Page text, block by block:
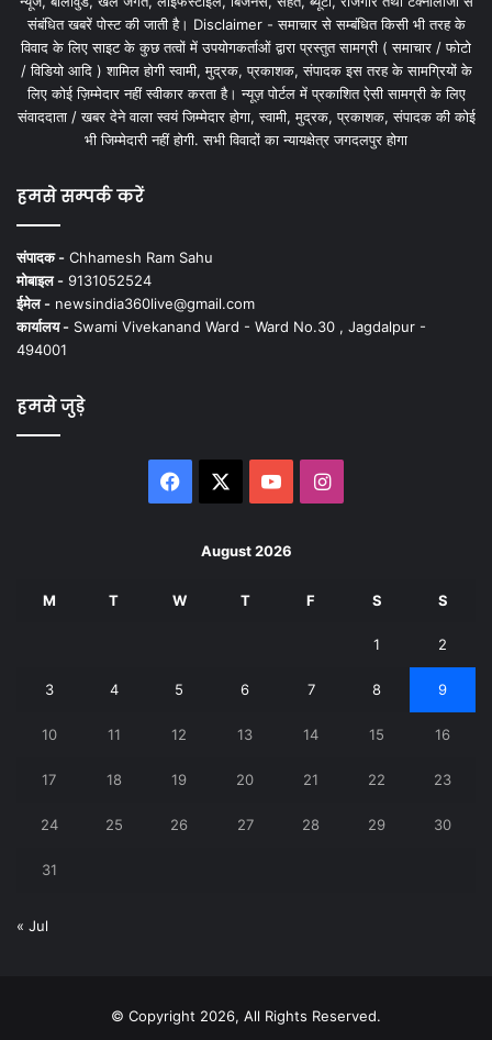
संबंधित खबरें पोस्ट की जाती है। Disclaimer - समाचार से सम्बंधित किसी भी तरह के
विवाद के लिए साइट के कुछ तत्वों में उपयोगकर्ताओं द्वारा प्रस्तुत सामग्री ( समाचार / फोटो
/ विडियो आदि ) शामिल होगी स्वामी, मुद्रक, प्रकाशक, संपादक इस तरह के सामग्रियों के
लिए कोई ज़िम्मेदार नहीं स्वीकार करता है। न्यूज़ पोर्टल में प्रकाशित ऐसी सामग्री के लिए
संवाददाता / खबर देने वाला स्वयं जिम्मेदार होगा, स्वामी, मुद्रक, प्रकाशक, संपादक की कोई
भी जिम्मेदारी नहीं होगी. सभी विवादों का न्यायक्षेत्र जगदलपुर होगा
हमसे सम्पर्क करें
संपादक - Chhamesh Ram Sahu
मोबाइल - 9131052524
ईमेल - newsindia360live@gmail.com
कार्यालय - Swami Vivekanand Ward - Ward No.30 , Jagdalpur -
494001
हमसे जुड़े
Facebook YouTubeInstagram
August 2026
M T W T F S S
1 2
3 4 5 6 7 8 9
10 11 12 13 14 15 16
17 18 19 20 21 22 23
24 25 26 27 28 29 30
31
« Jul
© Copyright 2026, All Rights Reserved.